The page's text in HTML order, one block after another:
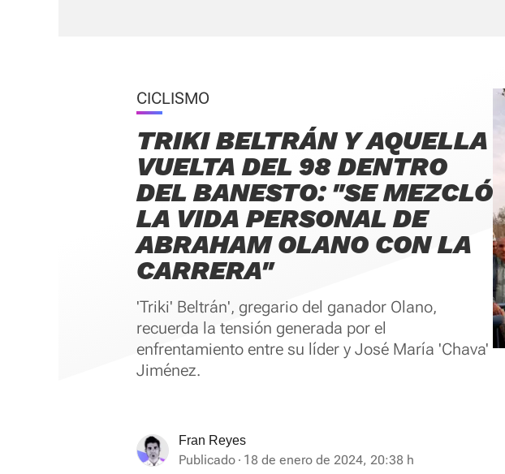
CICLISMO
TRIKI BELTRÁN Y AQUELLA
VUELTA DEL 98 DENTRO
DEL BANESTO: "SE MEZCLÓ
LA VIDA PERSONAL DE
ABRAHAM OLANO CON LA
CARRERA"
'Triki' Beltrán', gregario del ganador Olano,
recuerda la tensión generada por el
enfrentamiento entre su líder y José María 'Chava'
Jiménez.
Fran Reyes
Publicado 18 de enero de 2024, 20:38 h